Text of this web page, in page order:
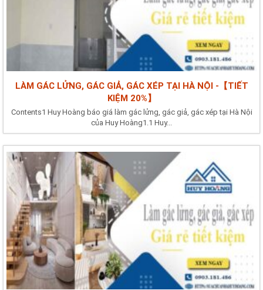
LÀM GÁC LỬNG, GÁC GIẢ, GÁC XÉP TẠI HÀ NỘI -【TIẾT
KIỆM 20%】
Contents1 Huy Hoàng báo giá làm gác lửng, gác giả, gác xép tại Hà Nội
của Huy Hoàng1.1 Huy...